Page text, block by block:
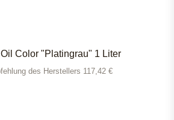
Color "Platingrau" 1 Liter
des Herstellers 117,42 €